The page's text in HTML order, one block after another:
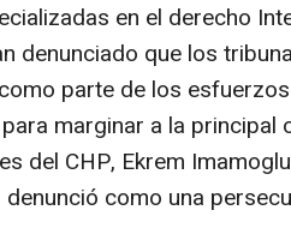
en el derecho
denunciado que los
parte de los
marginar a la
del CHP, Ekrem
como una